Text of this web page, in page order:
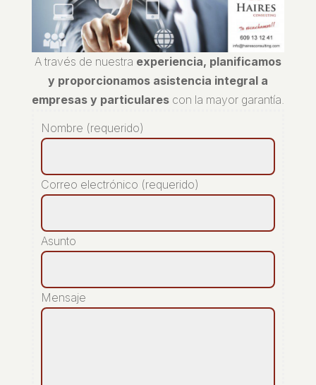
A través de nuestra experiencia, planificamos
y proporcionamos asistencia integral a
empresas y particularescon la mayor garantía.
Nombre (requerido)
Correo electrónico (requerido)
Asunto
Mensaje